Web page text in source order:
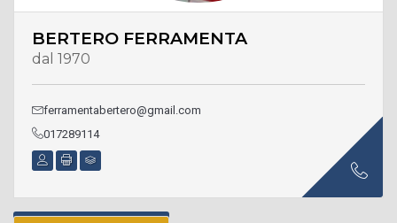
BERTERO FERRAMENTA
dal 1970
ferramentabertero@gmail.com
017289114